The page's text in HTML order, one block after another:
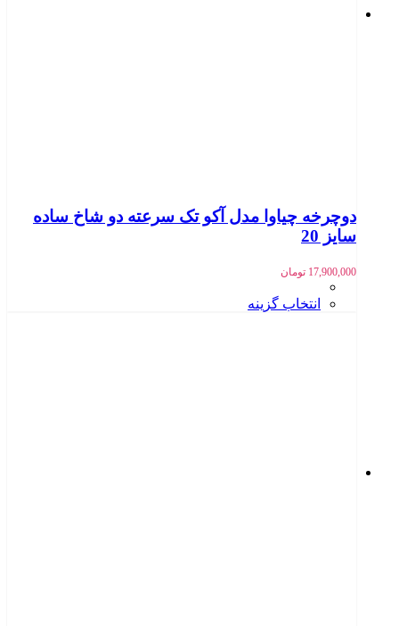
دوچرخه چیاوا مدل آکو تک سرعته دو شاخ ساده
سایز 20
17,900,000 تومان
انتخاب گزینه